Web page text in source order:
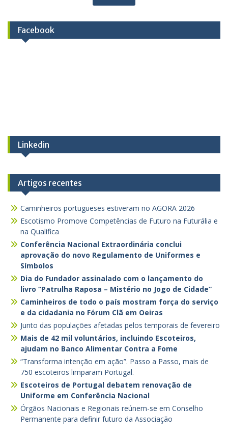
Facebook
Linkedin
Artigos recentes
Caminheiros portugueses estiveram no AGORA 2026
Escotismo Promove Competências de Futuro na Futurália e
na Qualifica
Conferência Nacional Extraordinária conclui
aprovação do novo Regulamento de Uniformes e
Símbolos
Dia do Fundador assinalado com o lançamento do
livro “Patrulha Raposa – Mistério no Jogo de Cidade”
Caminheiros de todo o país mostram força do serviço
e da cidadania no Fórum Clã em Oeiras
Junto das populações afetadas pelos temporais de fevereiro
Mais de 42 mil voluntários, incluindo Escoteiros,
ajudam no Banco Alimentar Contra a Fome
“Transforma intenção em ação”. Passo a Passo, mais de
750 escoteiros limparam Portugal.
Escoteiros de Portugal debatem renovação de
Uniforme em Conferência Nacional
Órgãos Nacionais e Regionais reúnem-se em Conselho
Permanente para definir futuro da Associação